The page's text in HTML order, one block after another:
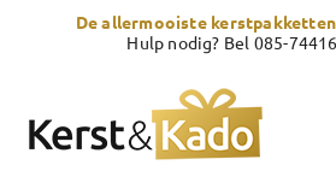
De allermooiste
Hulp nodig? Bel 085-